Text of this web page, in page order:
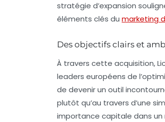
stratégie d’expansion
éléments clés du marketing
Des objectifs clairs et
À travers cette acquisition,
leaders européens de
de devenir un outil
plutôt qu’au travers d’une
importance capitale dans